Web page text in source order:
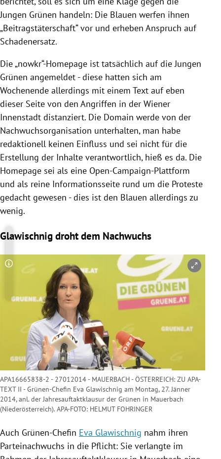
Jungen Grünen handeln: Die Blauen werfen ihnen
„Beitragstäterschaft“ vor und erheben Anspruch auf
Schadenersatz.
Die „nowkr“-Homepage ist tatsächlich auf die Jungen
Grünen angemeldet - diese hatten sich am
Wochenende allerdings mit einem Text auf eben
dieser Seite von den Angriffen in der Wiener
Innenstadt distanziert. Die Domain werde von der
Nachwuchsorganisation unterhalten, man habe
redaktionell keinen Einfluss und sei nicht für die
Erstellung der Inhalte verantwortlich, hieß es da. Die
Homepage sei als eine Open-Campaign-Plattform
und als reine Informationsseite rund um die Proteste
gedacht gewesen - dies ist den Blauen allerdings zu
wenig.
Glawischnig droht dem Nachwuchs
Copyright-Hinweis öffnen/schließen
APA16665838-2 - 27012014 - MAUERBACH - ÖSTERREICH: ZU APA-
TEXT II - Grünen-Chefin Eva Glawischnig am Montag, 27. Jänner
2014, anl. der Jahresauftaktklausur der Grünen in Mauerbach
(Niederösterreich). APA-FOTO: HELMUT FOHRINGER
Auch Grünen-Chefin Eva Glawischnig nahm ihren
Parteinachwuchs in die Pflicht: Sie verlangte im